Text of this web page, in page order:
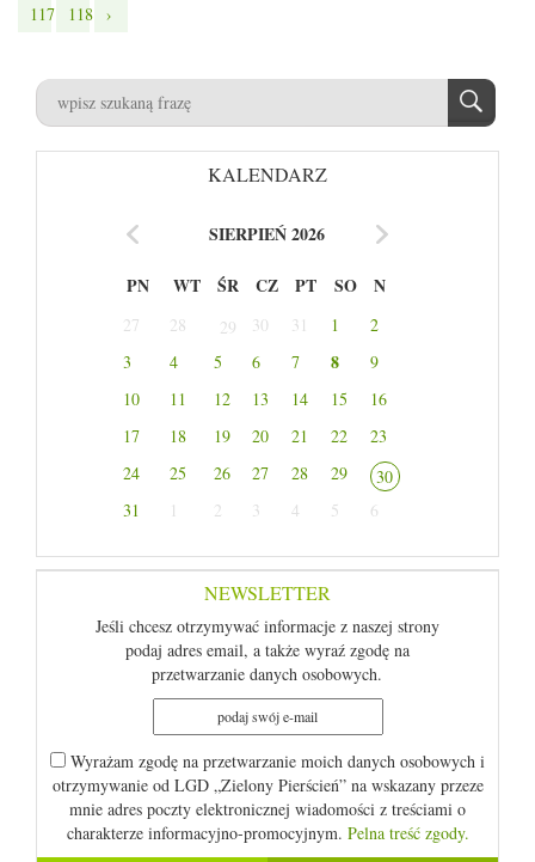
117 118 ›
KALENDARZ
SIERPIEŃ 2026
PN WT ŚR CZ PT SO N
27 28 29 30 31 1
2
3
4 5 6 7 8
9
10
11 12 13 14 15
16
17
18 19 20 21 22
23
24
25 26 27 28 29
30
31
1 2 3 4 5 6
NEWSLETTER
Jeśli chcesz otrzymywać informacje z naszej strony
podaj adres email, a także wyraź zgodę na
przetwarzanie danych osobowych.
Wyrażam zgodę na przetwarzanie moich danych osobowych i
otrzymywanie od LGD „Zielony Pierścień” na wskazany przeze
mnie adres poczty elektronicznej wiadomości z treściami o
charakterze informacyjno-promocyjnym. Pelna treść zgody.